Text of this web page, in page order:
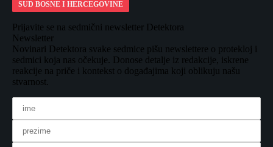
SUD BOSNE I HERCEGOVINE
Prijavite se na sedmični newsletter Detektora
Newsletter
Novinari Detektora svake sedmice pišu newslettere o protekloj i
sedmici koja nas očekuje. Donose detalje iz redakcije, iskrene
reakcije na priče i kontekst o događajima koji oblikuju našu
stvarnost.